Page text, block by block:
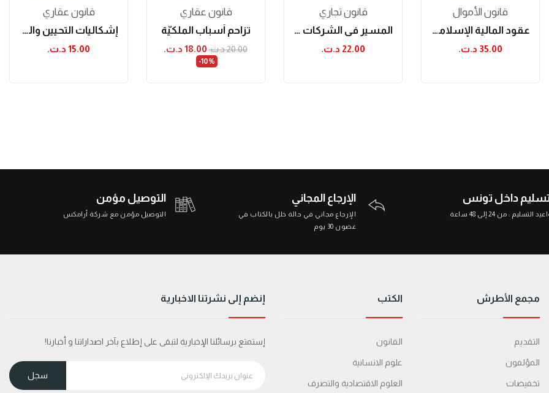
قانون عقاري
إشكاليات التحيين والتسجيل العقاري
15.00 د.ت.‏
قانون عقاري
تزاحم أسباب الملكيّة
20.00 د.ت.‏ 18.00 د.ت.‏
‎-10%
قانون تجاري
المسير في الشركات التجارية (الجزء الأول): شركات...
22.00 د.ت.‏
قانون الأموال
عقود المالية الإسلامية والقانون الوضعي (الطبعة...
35.00 د.ت.‏
التوصيل مؤمن
التوصيل مؤمن مع شركة أرامكس
الإرجاع المجاني
الإرجاع مجاني في حالة خلل بالكتاب في
غضون 30 يوم
داخل تونس
التسليم : من 24 إلى 48 ساعة
مجمع الأطرش
التقديم
المؤلفون
تخفيضات
الكتب
القانون
علوم الانسانية
العلوم الاقتصادية والتصرف
إنضم إلى نشرتنا الاخبارية
إستمتع برسائلنا الإخبارية لتبقى على إطلاع بآخر اصداراتنا و أخبارنا!